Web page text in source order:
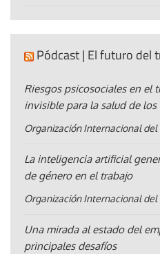
Pódcast | El futuro del
Riesgos psicosociales en el
invisible para la salud de los
Organización Internacional del
La inteligencia artificial
de género en el trabajo
Organización Internacional del
Una mirada al estado del
principales desafíos